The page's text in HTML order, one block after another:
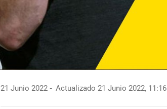
21 Junio 2022 Actualizado 21 Junio 2022, 11:16